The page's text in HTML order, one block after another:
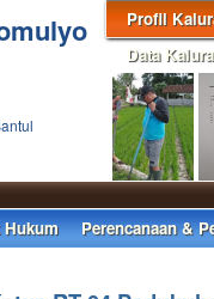
Profil
Data
Perencanaan &